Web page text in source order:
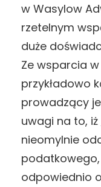
w Wasylow
rzetelnym
duże
Ze wsparcia
przykładowo
prowadzący
uwagi na to, iż
nieomylnie
odpowiednio